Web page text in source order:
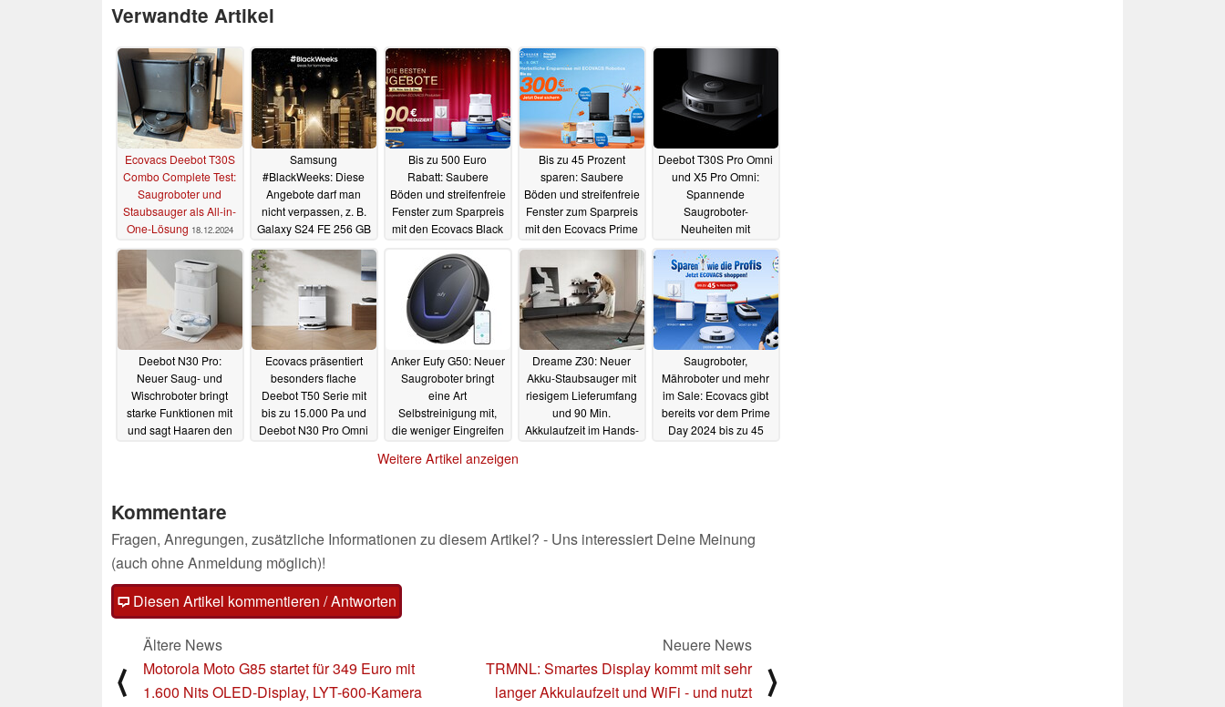
Verwandte Artikel
Ecovacs Deebot T30S
Combo Complete Test:
Saugroboter und
Staubsauger als All-in-
One-Lösung 18.12.2024
Samsung
#BlackWeeks: Diese
Angebote darf man
nicht verpassen, z. B.
Galaxy S24 FE 256 GB
26.11.2024
Bis zu 500 Euro
Rabatt: Saubere
Böden und streifenfreie
Fenster zum Sparpreis
mit den Ecovacs Black
21.11.2024
Bis zu 45 Prozent
sparen: Saubere
Böden und streifenfreie
Fenster zum Sparpreis
mit den Ecovacs Prime
Deebot T30S Pro Omni
und X5 Pro Omni:
Spannende
Saugroboter-
Neuheiten mit
(Ad)01.10.2024
Deebot N30 Pro:
Neuer Saug- und
Wischroboter bringt
starke Funktionen mit
und sagt Haaren den
Ecovacs präsentiert
besonders flache
Deebot T50 Serie mit
bis zu 15.000 Pa und
Deebot N30 Pro Omni
Anker Eufy G50: Neuer
Saugroboter bringt
eine Art
Selbstreinigung mit,
die weniger Eingreifen
Dreame Z30: Neuer
Akku-Staubsauger mit
riesigem Lieferumfang
und 90 Min.
Akkulaufzeit im Hands-
Saugroboter,
Mähroboter und mehr
im Sale: Ecovacs gibt
bereits vor dem Prime
Day 2024 bis zu 45
Weitere Artikel anzeigen
Kommentare
Fragen, Anregungen, zusätzliche Informationen zu diesem Artikel? - Uns interessiert Deine Meinung
(auch ohne Anmeldung möglich)!
Diesen Artikel kommentieren / Antworten
⟨
Ältere News
Motorola Moto G85 startet für 349 Euro mit
1.600 Nits OLED-Display, LYT-600-Kamera
Neuere News
TRMNL: Smartes Display kommt mit sehr
langer Akkulaufzeit und WiFi - und nutzt
⟩